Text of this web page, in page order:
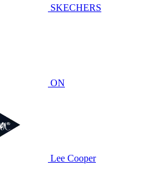
SKECHERS
ON
Lee Cooper